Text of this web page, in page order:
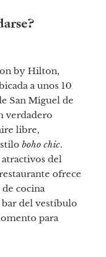
by Hilton,
a unos 10
San Miguel de
verdadero
libre,
boho chic.
del
ofrece
de cocina
del vestíbulo
para